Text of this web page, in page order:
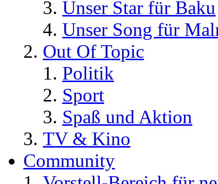
Unser Star für Baku
Unser Song für
Out Of Topic
Politik
Sport
Spaß und Aktion
TV & Kino
Community